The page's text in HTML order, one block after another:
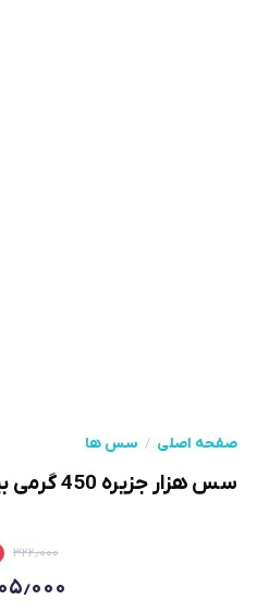
صفحه اصلی سس ها
سس هزار جزیره 450 گرمی بیژن
۳۲۲٫۰۰۰